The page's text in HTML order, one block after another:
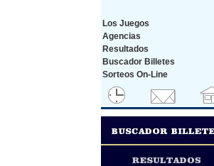
Los Juegos
Agencias
Resultados
Buscador Billetes
Sorteos On-Line